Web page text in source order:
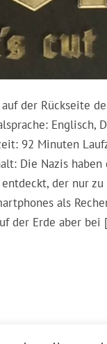
der Rückseite
92 Minuten
Die Nazis haben
der nur
als
der Erde aber bei